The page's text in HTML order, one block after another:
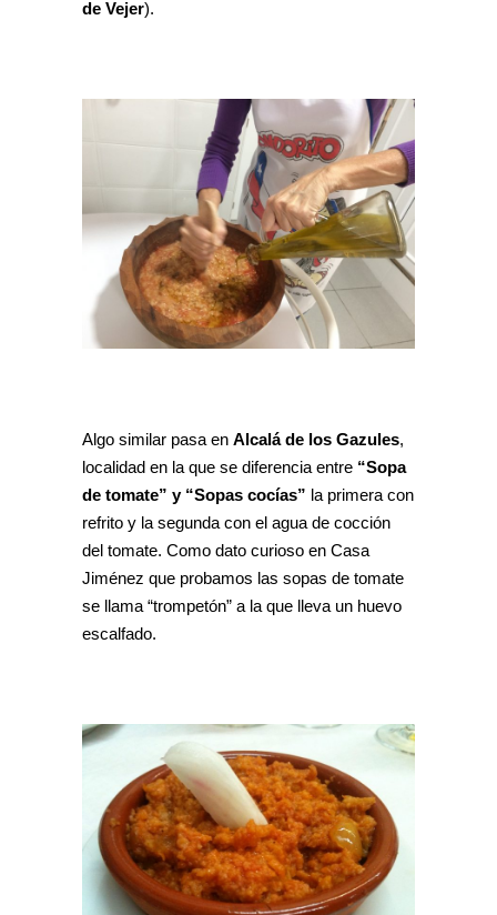
de Vejer).
Algo similar pasa en Alcalá de los Gazules,
localidad en la que se diferencia entre “Sopa
de tomate” y “Sopas cocías” la primera con
refrito y la segunda con el agua de cocción
del tomate. Como dato curioso en Casa
Jiménez que probamos las sopas de tomate
se llama “trompetón” a la que lleva un huevo
escalfado.